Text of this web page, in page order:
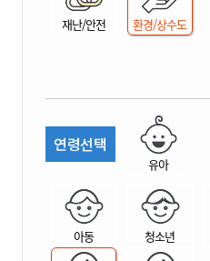
재난/안전 환경/상수도
연령선택
유아
아동 청소년